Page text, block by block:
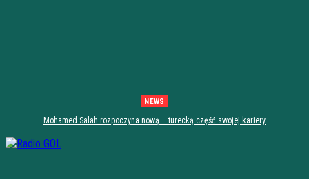
NEWS
Mohamed Salah rozpoczyna nową – turecką część swojej kariery